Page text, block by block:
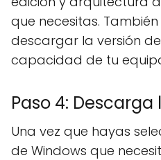
que necesitas.
descargar la versión
capacidad de tu
Paso 4:
Una vez que hayas
de Windows que